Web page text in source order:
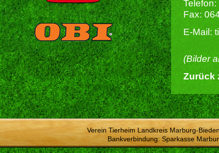
Fax:
E-Mail:
(Bilder
Zurück
Verein Tierheim Landkreis Marburg-
Bankverbindung: Sparkasse